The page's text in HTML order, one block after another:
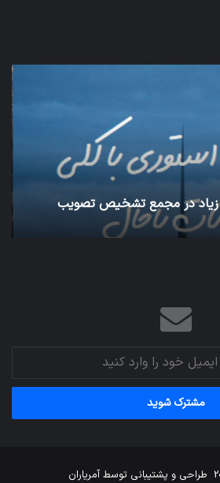
زیاد در مجمع تشخیص تصویب
طراحی و پشتیبانی توسطآمریاران